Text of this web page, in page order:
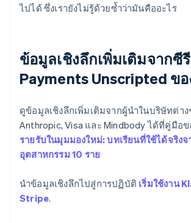
ไปได้ ซึ่งเรายังไม่รู้ด้วยซ้ำว่ามันคืออะไร
ข้อมูลเชิงลึกเพิ่มเติมจากซี
Payments Unscripted ขอ
ดูข้อมูลเชิงลึกเพิ่มเติมจากผู้นำในบริษัทต่าง
Anthropic, Visa และ Mindbody ได้ที่คู่มือข
รายรับในมุมมองใหม่: บทเรียนที่ใช้ได้จริงจ
อุตสาหกรรม 10 ราย
นำข้อมูลเชิงลึกไปสู่การปฏิบัติ เริ่มใช้งาน
Stripe.